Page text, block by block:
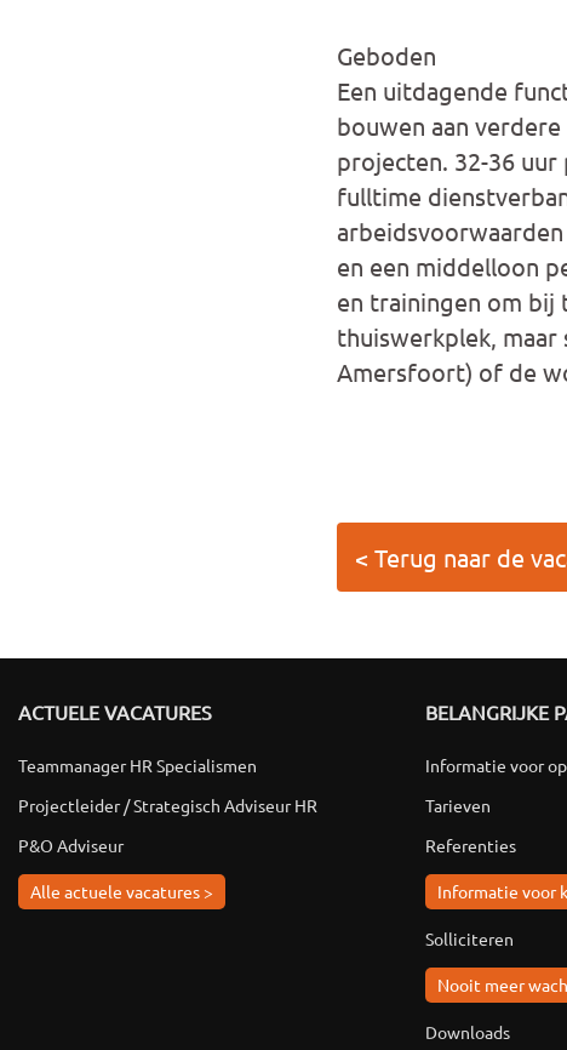
Geboden
Een uitdagende
bouwen aan
projecten. 32-36 uur
fulltime
en een middelloon
en trainingen om bij
thuiswerkplek,
Amersfoort) of de
< Terug naar de
ACTUELE VACATURES
Teammanager HR Specialismen
Projectleider / Strategisch Adviseur HR
P&O Adviseur
Alle actuele vacatures >
BELANGRIJKE
Informatie voor
Tarieven
Referenties
Informatie voor
Solliciteren
Nooit meer
Downloads